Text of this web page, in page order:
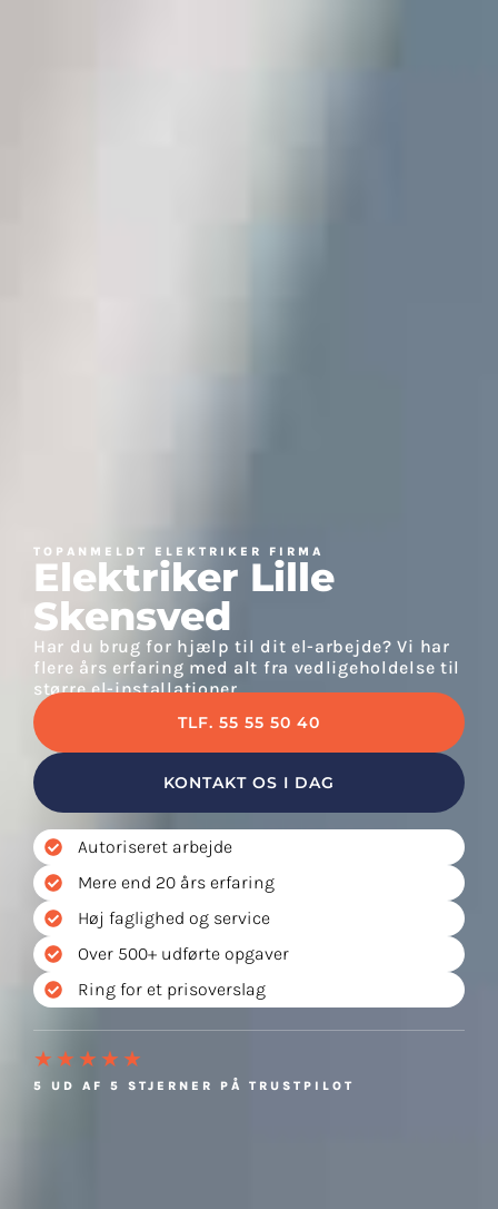
TOPANMELDT ELEKTRIKER FIRMA
Elektriker Lille
Skensved
Har du brug for hjælp til dit el-arbejde? Vi har
flere års erfaring med alt fra vedligeholdelse til
større el-installationer
TLF. 55 55 50 40
KONTAKT OS I DAG
Autoriseret arbejde
Mere end 20 års erfaring
Høj faglighed og service
Over 500+ udførte opgaver
Ring for et prisoverslag
★★★★★
5 UD AF 5 STJERNER PÅ TRUSTPILOT